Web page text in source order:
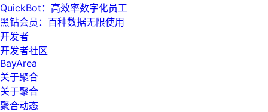
QuickBot：高效率数字化员工
黑钻会员：百种数据无限使用
开发者
开发者社区
BayArea
关于聚合
关于聚合
聚合动态